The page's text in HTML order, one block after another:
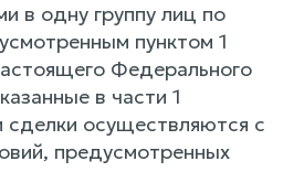
в одну группу лиц по
пунктом 1
Федерального
в части 1
сделки осуществляются с
предусмотренных